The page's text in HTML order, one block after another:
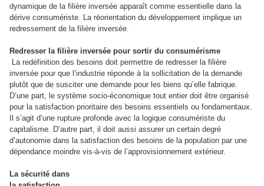
dynamique de la filière inversée apparaît comme essentielle dans la
dérive consumériste. La réorientation du développement implique un
redressement de la filière inversée.
Redresser la filière inversée pour sortir du consumérisme
La redéfinition des besoins doit permettre de redresser la filière
inversée pour que l’industrie réponde à la sollicitation de la demande
plutôt que de susciter une demande pour les biens qu’elle fabrique.
D’une part, le système socio-économique tout entier doit être organisé
pour la satisfaction prioritaire des besoins essentiels ou fondamentaux.
Il s’agit d’une rupture profonde avec la logique consumériste du
capitalisme. D’autre part, il doit aussi assurer un certain degré
d’autonomie dans la satisfaction des besoins de la population par une
dépendance moindre vis-à-vis de l’approvisionnement extérieur.
La sécurité dans